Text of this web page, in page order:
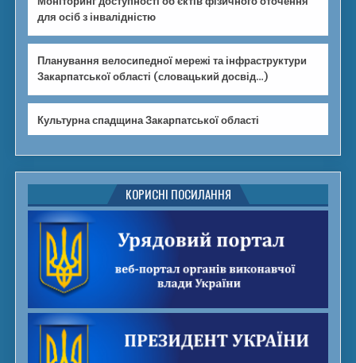
для осіб з інвалідністю
Планування велосипедної мережі та інфраструктури
Закарпатської області (словацький досвід…)
Культурна спадщина Закарпатської області
КОРИСНІ ПОСИЛАННЯ